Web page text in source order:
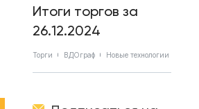
Итоги торгов за
26.12.2024
Торги ВДОграф Новые технологии